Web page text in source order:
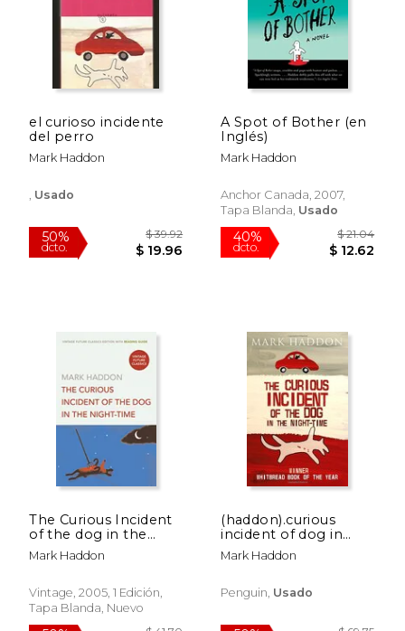
dcto. $ 23.87
50%
dcto.
15%
dcto.
$ 15.95
$ 13.56
50%
dcto.
el curioso incidente
del perro
Mark Haddon
Usado
A Spot of Bother (en
Inglés)
Mark Haddon
Anchor Canada, 2007,
Tapa Blanda, Usado
The Curious Incident
of the dog in the
Night-Time (en
Inglés)
Mark Haddon
Vintage, 2005, 1 Edición,
Tapa Blanda, Nuevo
(haddon).curious
incident of dog in
night-time (en Inglés)
Mark Haddon
Penguin, Usado